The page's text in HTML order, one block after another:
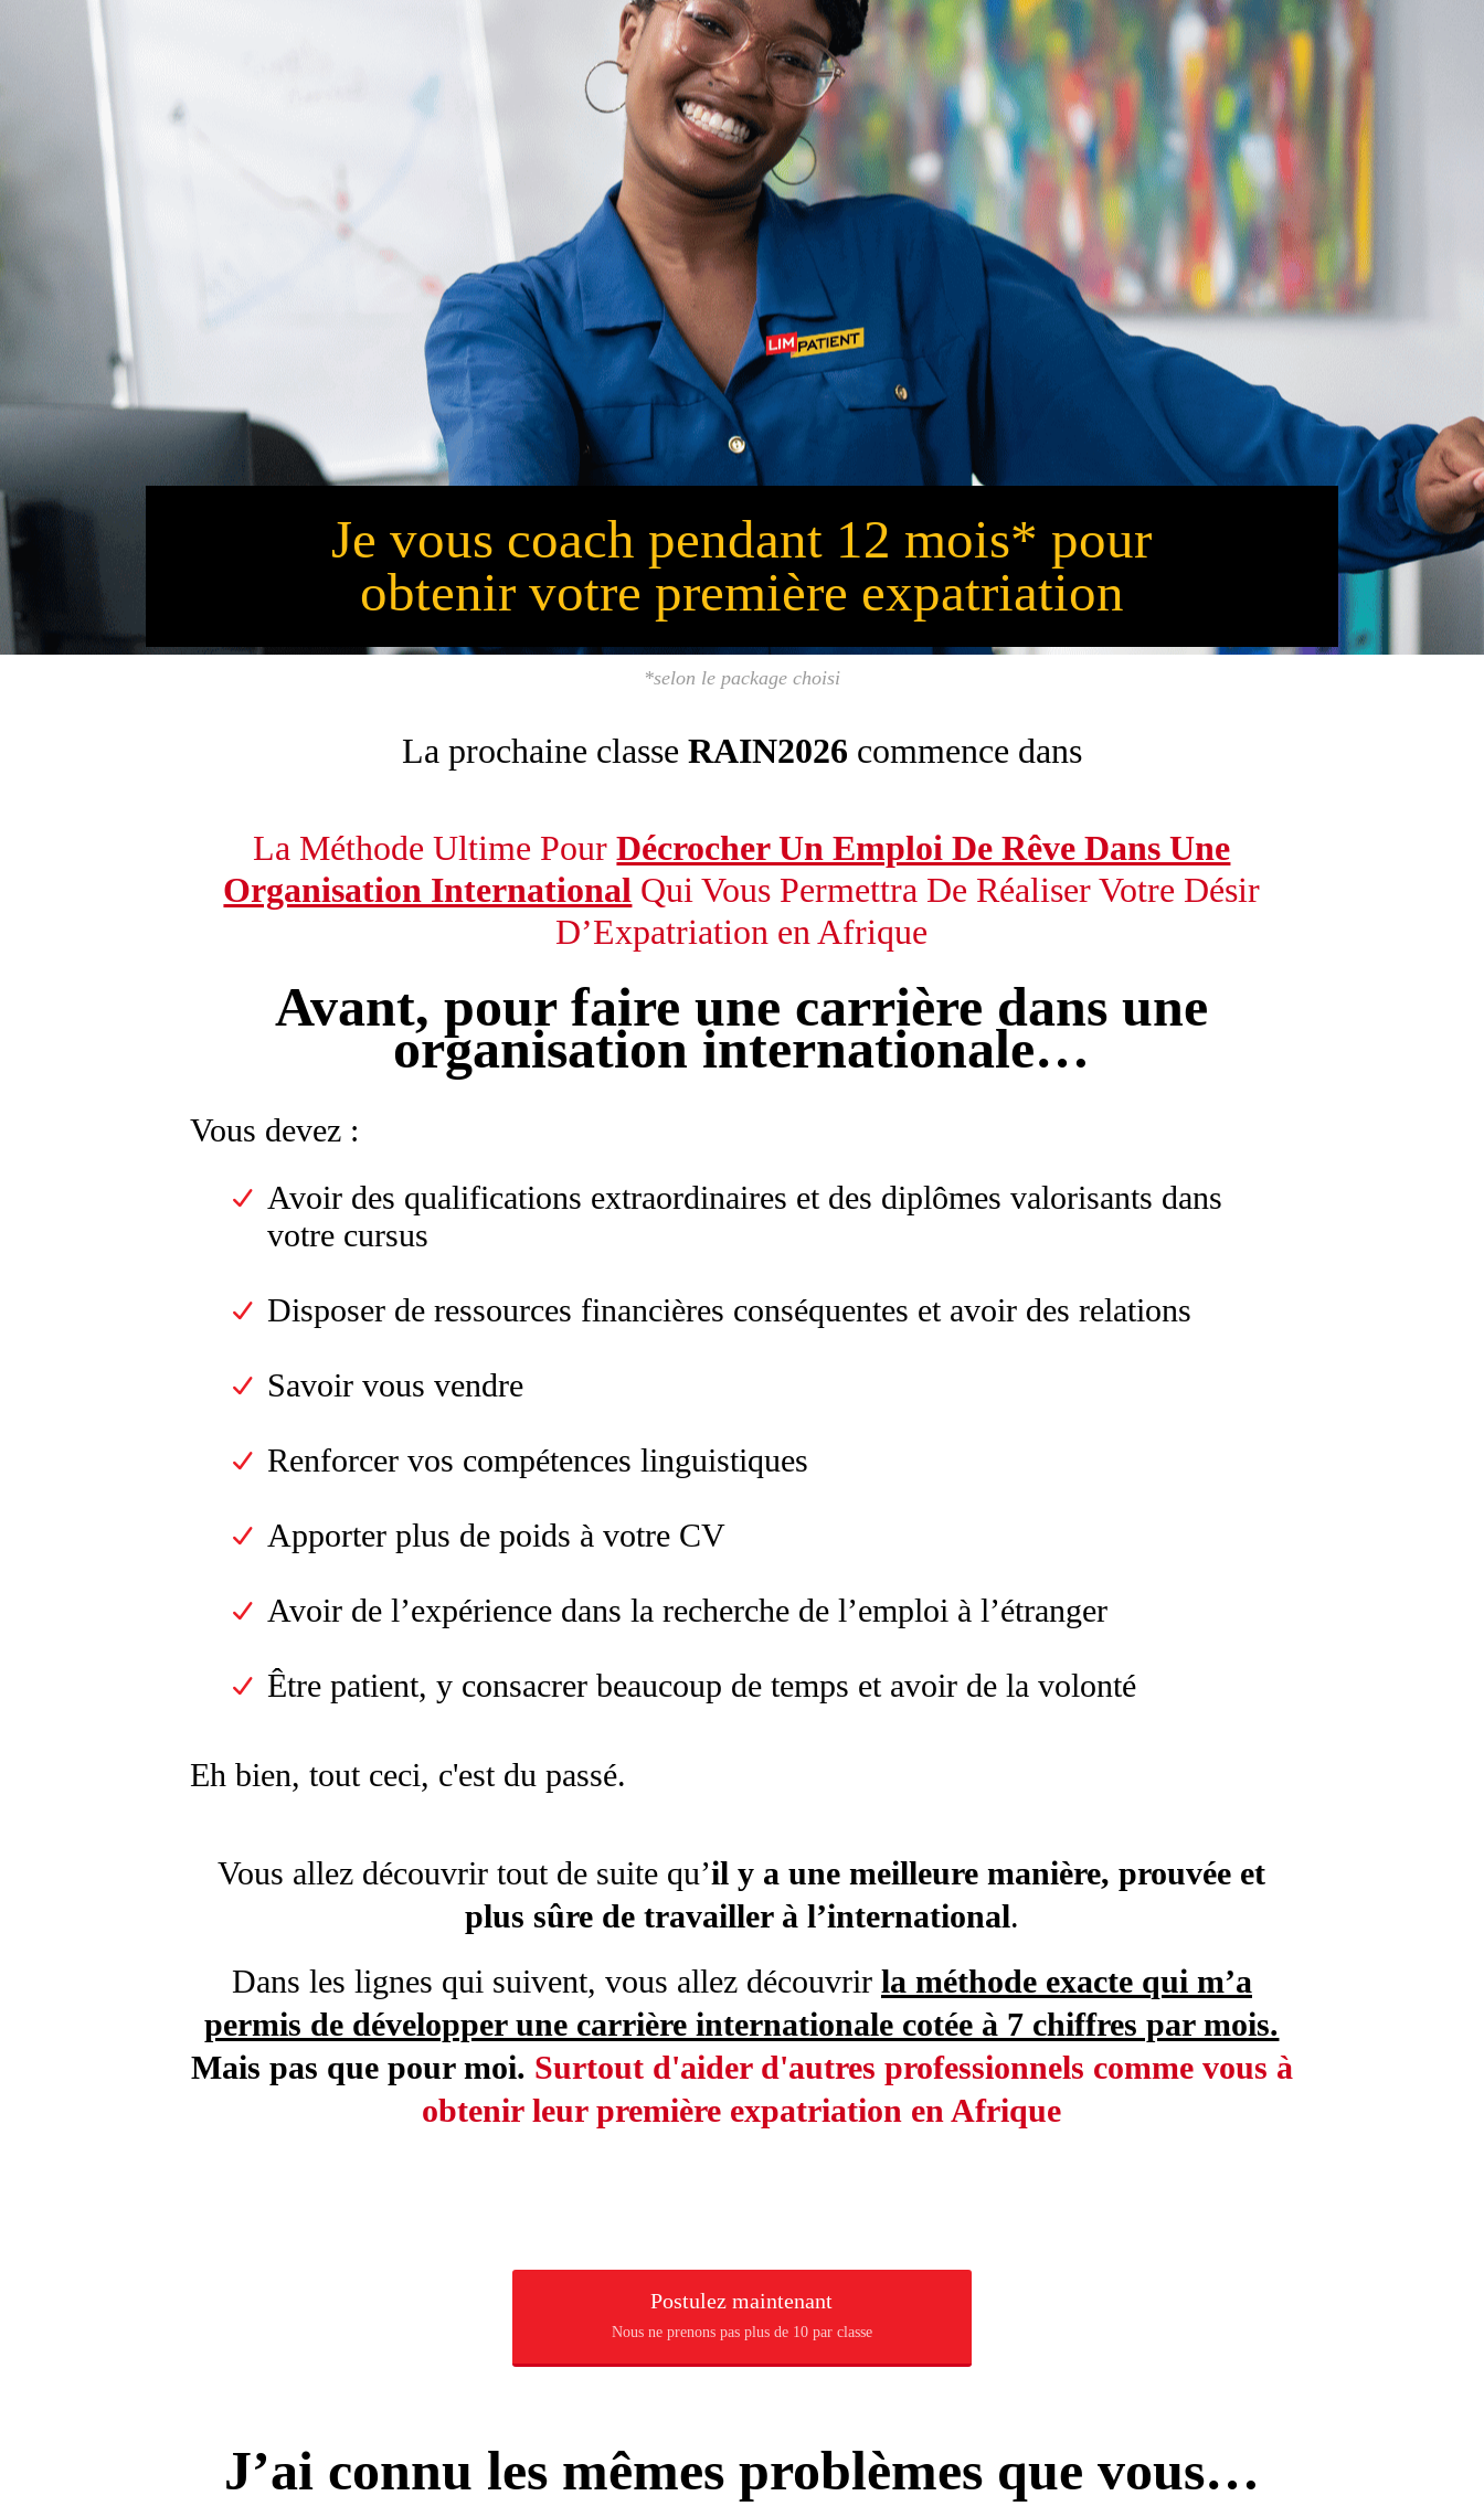
Je vous coach pendant 12 mois* pour
obtenir votre première expatriation
*selon le package choisi
La prochaine classe RAIN2026 commence dans
La Méthode Ultime PourDécrocher Un Emploi De Rêve Dans Une
Organisation International Qui Vous Permettra De Réaliser Votre Désir
D’Expatriation en Afrique
Avant, pour faire une carrière dans une
organisation internationale…
Vous devez :
Avoir des qualifications extraordinaires et des diplômes valorisants dans
votre cursus
Disposer de ressources financières conséquentes et avoir des relations
Savoir vous vendre
Renforcer vos compétences linguistiques
Apporter plus de poids à votre CV
Avoir de l’expérience dans la recherche de l’emploi à l’étranger
Être patient, y consacrer beaucoup de temps et avoir de la volonté
Eh bien, tout ceci, c'est du passé.
Vous allez découvrir tout de suite qu’il y a une meilleure manière, prouvée et
plus sûre de travailler à l’international.
Dans les lignes qui suivent, vous allez découvrir la méthode exacte qui m’a
permis de développer une carrière internationale cotée à 7 chiffres par mois.
Mais pas que pour moi. Surtout d'aider d'autres professionnels comme vous à
obtenir leur première expatriation en Afrique
Postulez maintenant
Nous ne prenons pas plus de 10 par classe
J’ai connu les mêmes problèmes que vous…